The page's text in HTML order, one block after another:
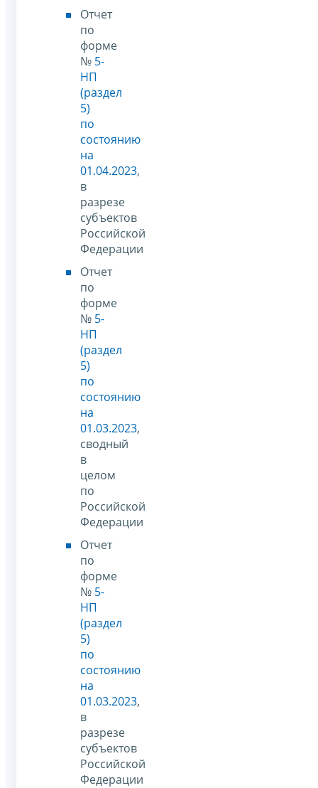
Отчет
по
форме
№ 5-
НП
(раздел
5)
по
состоянию
на
01.04.2023,
в
разрезе
субъектов
Российской
Федерации
Отчет
по
форме
№ 5-
НП
(раздел
5)
по
состоянию
на
01.03.2023,
сводный
в
целом
по
Российской
Федерации
Отчет
по
форме
№ 5-
НП
(раздел
5)
по
состоянию
на
01.03.2023,
в
разрезе
субъектов
Российской
Федерации